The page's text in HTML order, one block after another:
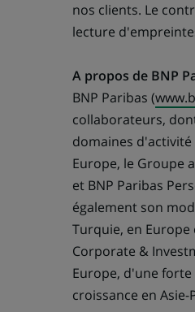
nos clients. Le
lecture
A propos de BNP
BNP Paribas (
collaborateurs,
domaines d'activité
Europe, le Groupe
et BNP Paribas
également son
Turquie, en
Corporate &
Europe, d'une
croissance en Asie-